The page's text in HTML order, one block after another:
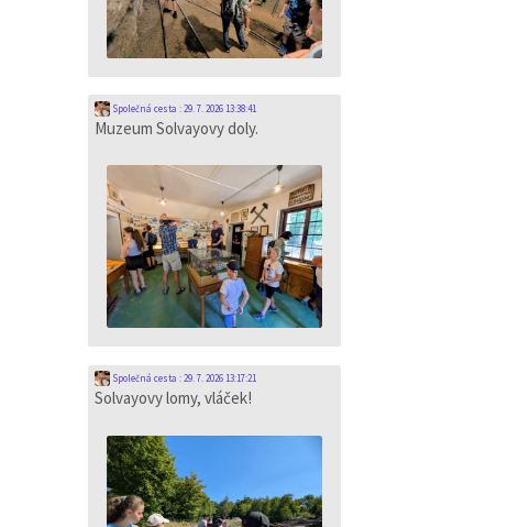
Společná cesta :29. 7. 2026 13:38:41
Muzeum Solvayovy doly.
Společná cesta :29. 7. 2026 13:17:21
Solvayovy lomy, vláček!